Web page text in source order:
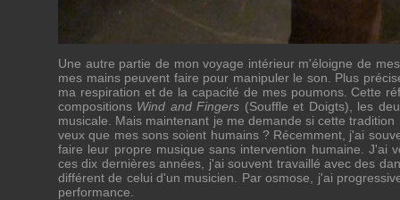
Une autre partie de mon voyage intérieur m'éloigne de
mes mains peuvent faire pour manipuler le son. Plus
ma respiration et de la capacité de mes poumons. Cette
compositions Wind and Fingers (Souffle et Doigts), les
musicale. Mais maintenant je me demande si cette
veux que mes sons soient humains ? Récemment, j'ai
faire leur propre musique sans intervention humaine. J'ai
ces dix dernières années, j'ai souvent travaillé avec des
différent de celui d'un musicien. Par osmose, j'ai
performance.